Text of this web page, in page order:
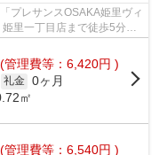
プレサンスOSAKA姫里ヴィ
里一丁目店まで徒歩5分と
(管理費等：6,420円 )
礼金 0ヶ月
㎡
(管理費等：6,540円 )